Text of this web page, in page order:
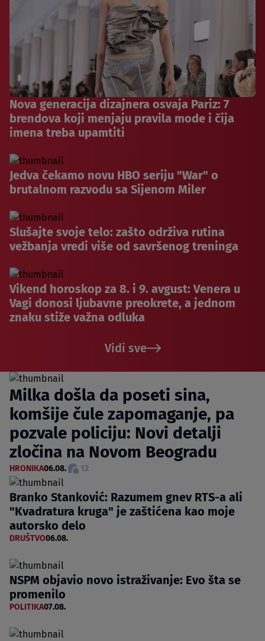
Nova generacija dizajnera osvaja Pariz: 7
brendova koji menjaju pravila mode i čija
imena treba upamtiti
Jedva čekamo novu HBO seriju "War" o
brutalnom razvodu sa Sijenom Miler
Slušajte svoje telo: zašto održiva rutina
vežbanja vredi više od savršenog treninga
Vikend horoskop za 8. i 9. avgust: Venera u
Vagi donosi ljubavne preokrete, a jednom
znaku stiže važna odluka
Vidi sve
Milka došla da poseti sina,
komšije čule zapomaganje, pa
pozvale policiju: Novi detalji
zločina na Novom Beogradu
HRONIKA06.08. 12
Branko Stanković: Razumem gnev RTS-a ali
"Kvadratura kruga" je zaštićena kao moje
autorsko delo
DRUŠTVO06.08.
NSPM objavio novo istraživanje: Evo šta se
promenilo
POLITIKA07.08.